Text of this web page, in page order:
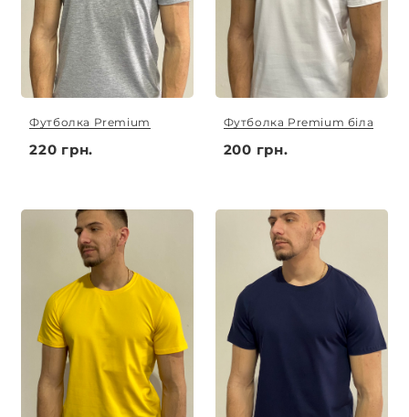
Футболка Premium
220 грн.
Футболка Premium біла
200 грн.